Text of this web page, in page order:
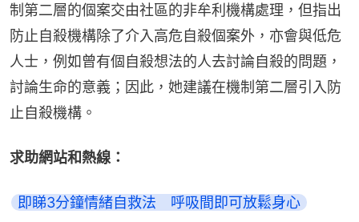
制第二層的個案交由社區的非牟利機構處理，但指出
防止自殺機構除了介入高危自殺個案外，亦會與低危
人士，例如曾有個自殺想法的人去討論自殺的問題，
討論生命的意義；因此，她建議在機制第二層引入防
止自殺機構。
求助網站和熱線：
即睇3分鐘情緒自救法　呼吸間即可放鬆身心